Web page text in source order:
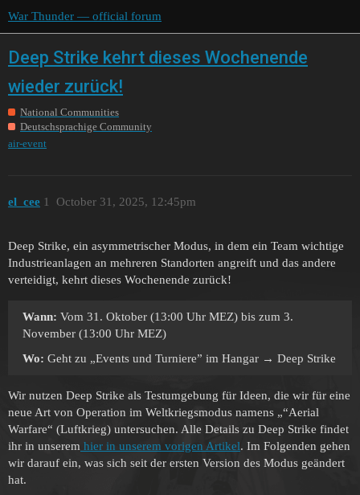
War Thunder — official forum
Deep Strike kehrt dieses Wochenende
wieder zurück!
National Communities
Deutschsprachige Community
air-event
el_cee October 31, 2025, 12:45pm
1
Deep Strike, ein asymmetrischer Modus, in dem ein Team wichtige
Industrieanlagen an mehreren Standorten angreift und das andere
verteidigt, kehrt dieses Wochenende zurück!
Wann: Vom 31. Oktober (13:00 Uhr MEZ) bis zum 3.
November (13:00 Uhr MEZ)
Wo: Geht zu „Events und Turniere” im Hangar → Deep Strike
Wir nutzen Deep Strike als Testumgebung für Ideen, die wir für eine
neue Art von Operation im Weltkriegsmodus namens „“Aerial
Warfare“ (Luftkrieg) untersuchen. Alle Details zu Deep Strike findet
ihr in unserem hier in unserem vorigen Artikel. Im Folgenden gehen
wir darauf ein, was sich seit der ersten Version des Modus geändert
hat.